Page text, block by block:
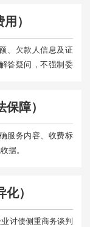
）
、欠款人信息及证
答疑问，不强制委
障）
服务内容、收费标
据。
）
讨债侧重商务谈判